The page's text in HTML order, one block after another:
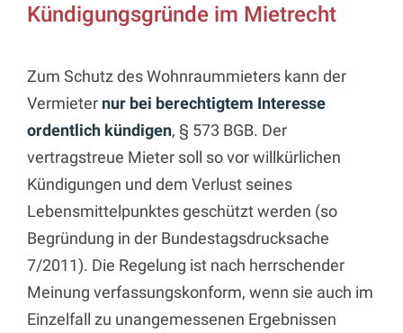
Kündigungsgründe im Mietrecht
Zum Schutz des Wohnraummieters kann der
Vermieter nur bei berechtigtem Interesse
ordentlich kündigen, § 573 BGB. Der
vertragstreue Mieter soll so vor willkürlichen
Kündigungen und dem Verlust seines
Lebensmittelpunktes geschützt werden (so
Begründung in der Bundestagsdrucksache
7/2011). Die Regelung ist nach herrschender
Meinung verfassungskonform, wenn sie auch im
Einzelfall zu unangemessenen Ergebnissen